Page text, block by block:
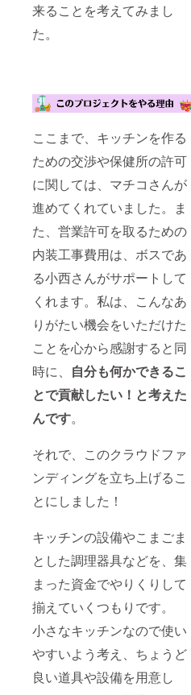
来ることを考えてみまし
た。
ここまで、キッチンを作る
ための交渉や保健所の許可
に関しては、マチコさんが
進めてくれていました。ま
た、営業許可を取るための
内装工事費用は、ボスであ
る小西さんがサポートして
くれます。私は、こんなあ
りがたい機会をいただけた
ことを心から感謝すると同
時に、 自分も何かできるこ
とで貢献したい！と考えた
んです。
それで、このクラウドファ
ンディングを立ち上げるこ
とにしました！
キッチンの設備やこまごま
とした調理器具などを、集
まった資金でやりくりして
揃えていくつもりです。
小さなキッチンなので使い
やすいよう考え、ちょうど
良い道具や設備を用意し